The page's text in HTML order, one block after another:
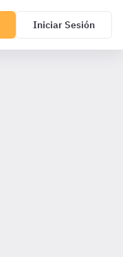
Iniciar Sesión